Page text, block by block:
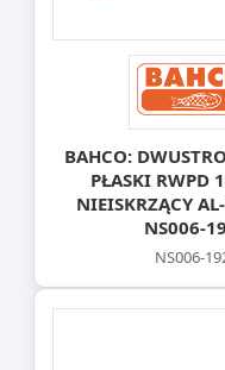
BAHCO:
PŁASKI RWPD
NIEISKRZĄCY
NS006-
NS006-